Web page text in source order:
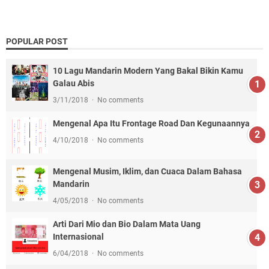
POPULAR POST
10 Lagu Mandarin Modern Yang Bakal Bikin Kamu
Galau Abis
3/11/2018 No comments
Mengenal Apa Itu Frontage Road Dan Kegunaannya
4/10/2018 No comments
Mengenal Musim, Iklim, dan Cuaca Dalam Bahasa
Mandarin
4/05/2018 No comments
Arti Dari Mio dan Bio Dalam Mata Uang
Internasional
6/04/2018 No comments